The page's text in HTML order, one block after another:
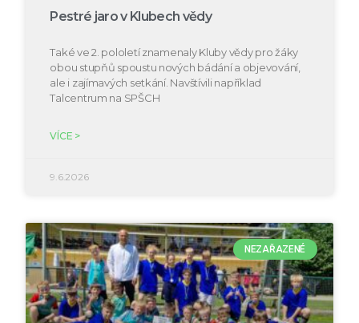
Pestré jaro v Klubech vědy
Také ve 2. pololetí znamenaly Kluby vědy pro žáky
obou stupňů spoustu nových bádání a objevování,
ale i zajímavých setkání. Navštívili například
Talcentrum na SPŠCH
VÍCE >
9.6.2026
NEZAŘAZENÉ